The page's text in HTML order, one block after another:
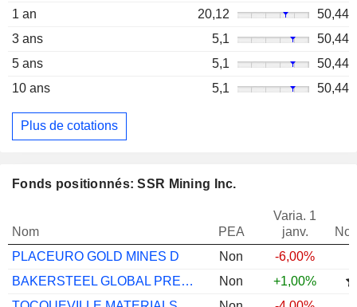
1 an
20,12
50,44
3 ans
5,1
50,44
5 ans
5,1
50,44
10 ans
5,1 50,44
Plus de cotations
Fonds positionnés: SSR Mining Inc.
Nom PEA
Varia. 1
janv.
PLACEURO GOLD MINES D
Non
-6,00%
BAKERSTEEL GLOBAL PRECIOUS METALS D EUR
Non
+1,00%